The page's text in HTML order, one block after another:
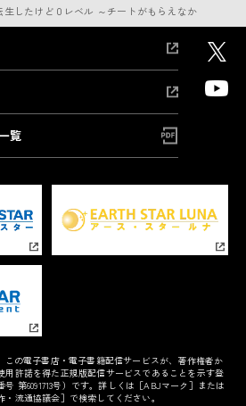
生したけど０レベル ～チートがもらえなかったちび
覧
この電子書店・電子書籍配信サービスが、著作権者か
用許諾を得た正規版配信サービスであることを示す登
号 第6091713号）です。詳しくは［ABJマーク］または
・流通協議会］で検索してください。